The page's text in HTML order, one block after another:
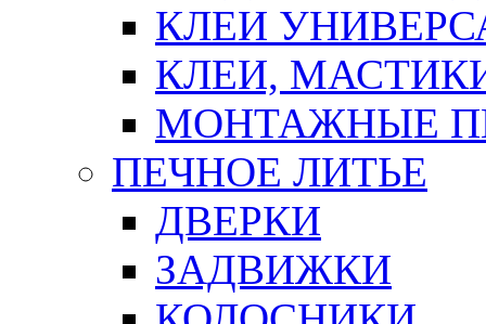
КЛЕИ
КЛЕИ,
МОНТАЖНЫЕ
ПЕЧНОЕ ЛИТЬЕ
ДВЕРКИ
ЗАДВИЖКИ